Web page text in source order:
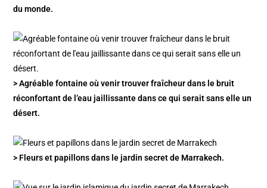
du monde.
> Agréable fontaine où venir trouver fraîcheur dans le bruit
réconfortant de l’eau jaillissante dans ce qui serait sans elle un
désert.
> Fleurs et papillons dans le jardin secret de Marrakech.